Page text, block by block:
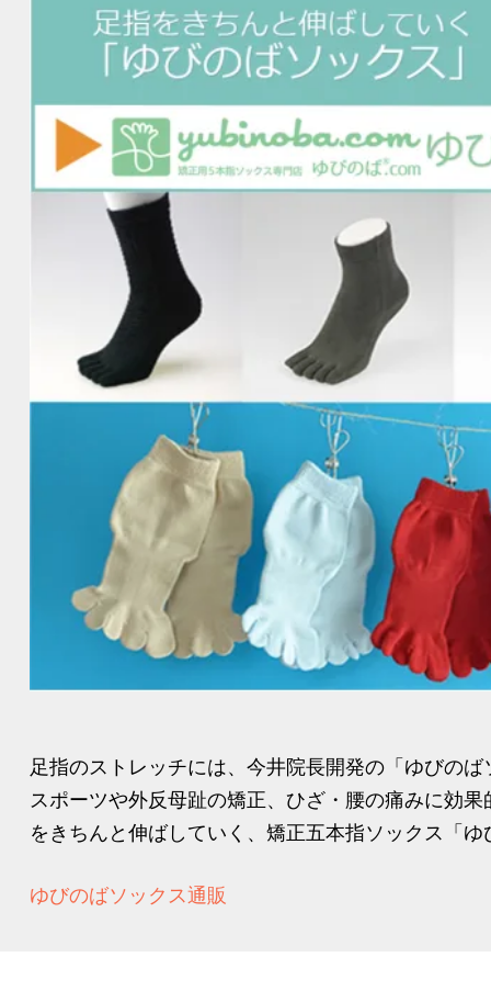
足指のストレッチには、今井院長開発の「ゆびの
スポーツや外反母趾の矯正、ひざ・腰の痛みに効
をきちんと伸ばしていく、矯正五本指ソックス「
ゆびのばソックス通販